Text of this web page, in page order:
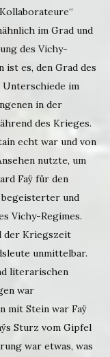
im Grad und
des Vichy-
ist es, den Grad des
Unterschiede im
in der
des Krieges.
echt war und von
nutzte, um
Faÿ für den
und
Vichy-Regimes.
der Kriegszeit
unmittelbar.
literarischen
war
mit Stein war Faÿ
Sturz vom Gipfel
war etwas, was